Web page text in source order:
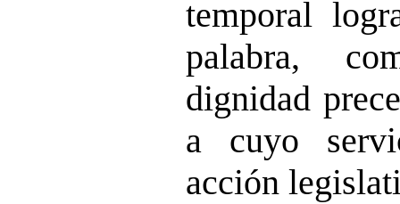
temporal
palabra,
dignidad
a cuyo
acción